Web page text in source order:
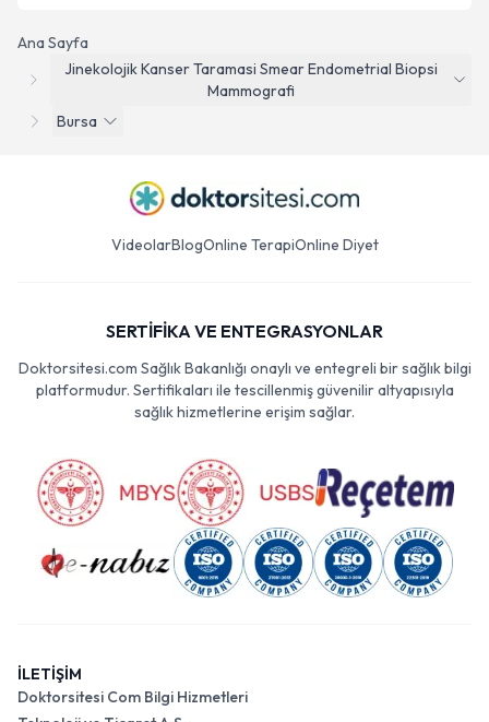
Ana Sayfa
Jinekolojik Kanser Taramasi Smear Endometrial Biopsi
Mammografi
Bursa
VideolarBlogOnline TerapiOnline Diyet
SERTİFİKA VE ENTEGRASYONLAR
Doktorsitesi.com Sağlık Bakanlığı onaylı ve entegreli bir sağlık bilgi
platformudur. Sertifikaları ile tescillenmiş güvenilir altyapısıyla
sağlık hizmetlerine erişim sağlar.
İLETİŞİM
Doktorsitesi Com Bilgi Hizmetleri